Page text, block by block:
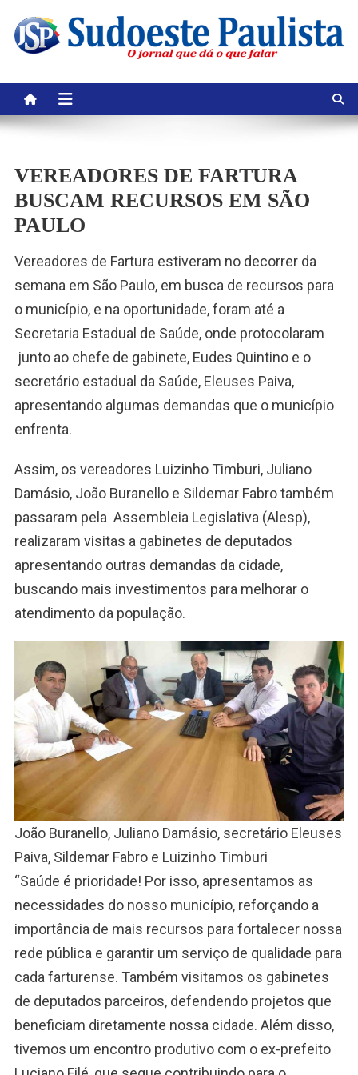
content
VEREADORES DE FARTURA
BUSCAM RECURSOS EM SÃO
PAULO
Vereadores de Fartura estiveram no decorrer da
semana em São Paulo, em busca de recursos para
o município, e na oportunidade, foram até a
Secretaria Estadual de Saúde, onde protocolaram
junto ao chefe de gabinete, Eudes Quintino e o
secretário estadual da Saúde, Eleuses Paiva,
apresentando algumas demandas que o município
enfrenta.
Assim, os vereadores Luizinho Timburi, Juliano
Damásio, João Buranello e Sildemar Fabro também
passaram pela Assembleia Legislativa (Alesp),
realizaram visitas a gabinetes de deputados
apresentando outras demandas da cidade,
buscando mais investimentos para melhorar o
atendimento da população.
João Buranello, Juliano Damásio, secretário Eleuses
Paiva, Sildemar Fabro e Luizinho Timburi
“Saúde é prioridade! Por isso, apresentamos as
necessidades do nosso município, reforçando a
importância de mais recursos para fortalecer nossa
rede pública e garantir um serviço de qualidade para
cada farturense. Também visitamos os gabinetes
de deputados parceiros, defendendo projetos que
beneficiam diretamente nossa cidade. Além disso,
tivemos um encontro produtivo com o ex-prefeito